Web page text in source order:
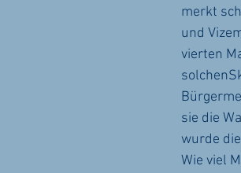
merkt
und
vierten
sie die
wurde
Wie viel